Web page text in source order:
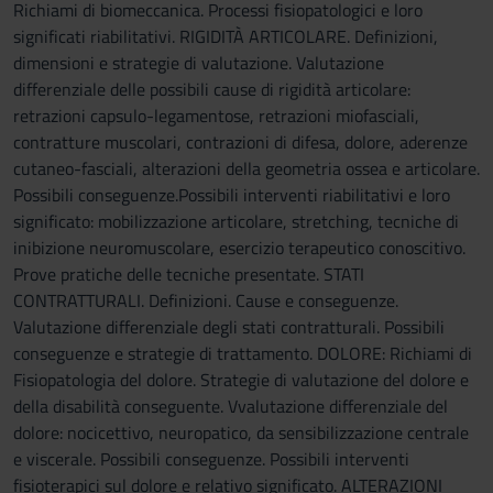
Richiami di biomeccanica. Processi fisiopatologici e loro
significati riabilitativi. RIGIDITÀ ARTICOLARE. Definizioni,
dimensioni e strategie di valutazione. Valutazione
differenziale delle possibili cause di rigidità articolare:
retrazioni capsulo-legamentose, retrazioni miofasciali,
contratture muscolari, contrazioni di difesa, dolore, aderenze
cutaneo-fasciali, alterazioni della geometria ossea e articolare.
Possibili conseguenze.Possibili interventi riabilitativi e loro
significato: mobilizzazione articolare, stretching, tecniche di
inibizione neuromuscolare, esercizio terapeutico conoscitivo.
Prove pratiche delle tecniche presentate. STATI
CONTRATTURALI. Definizioni. Cause e conseguenze.
Valutazione differenziale degli stati contratturali. Possibili
conseguenze e strategie di trattamento. DOLORE: Richiami di
Fisiopatologia del dolore. Strategie di valutazione del dolore e
della disabilità conseguente. Vvalutazione differenziale del
dolore: nocicettivo, neuropatico, da sensibilizzazione centrale
e viscerale. Possibili conseguenze. Possibili interventi
fisioterapici sul dolore e relativo significato. ALTERAZIONI